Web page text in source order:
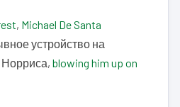
, Michael De Santa
устройство на
Норриса, blowing him up on